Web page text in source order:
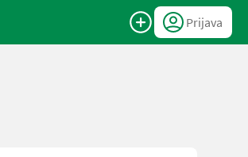
Prijava